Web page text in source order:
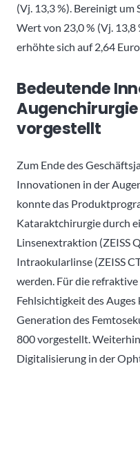
(Vj. 13,3 %). Bereinigt um
Wert von 23,0 % (Vj.
erhöhte sich auf 2,64
Bedeutende
vorgestellt
Zum Ende des
Innovationen in der
konnte das
Kataraktchirurgie durch
Linsenextraktion (ZEISS
Intraokularlinse (ZEISS
werden. Für die
Fehlsichtigkeit des
Generation des
800 vorgestellt.
Digitalisierung in der